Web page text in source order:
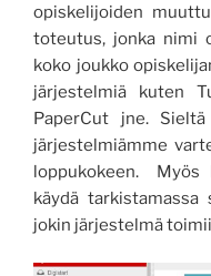
opiskelijoiden
toteutus, jonka nimi
koko joukko
järjestelmiä kuten
PaperCut jne.
järjestelmiämme
loppukokeen. Myös
käydä
jokin järjestelmä